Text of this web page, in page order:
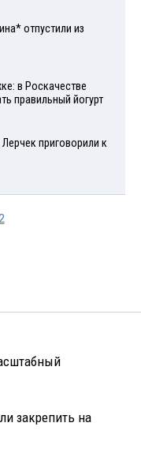
отпустили из
в Роскачестве
правильный йогурт
приговорили к
закрепить на